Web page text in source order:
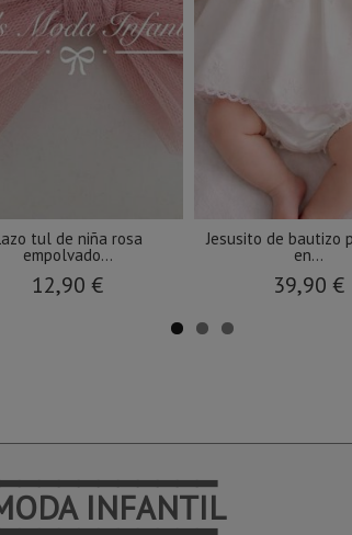
tul de niña rosa
empolvado...
12,90 €
Jesusito de bautizo
en...
39,90 €
INFANTIL